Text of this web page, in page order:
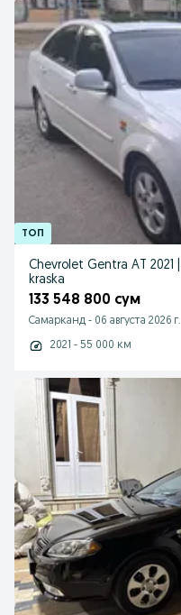
Chevrolet Gentra AT 2021 | 55 000 km | Oq | Radnoy
kraska
133 548 800 сум
Самарканд - 06 августа 2026 г.
2021 - 55 000 км